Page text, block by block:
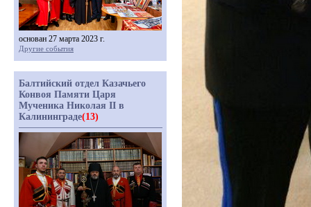
основан 27 марта 2023 г.
Другие события
Балтийский отдел Казачьего
Конвоя Памяти Царя
Мученика Николая II в
Калининграде(13)